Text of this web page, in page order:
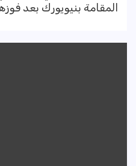
المقامة بنيويورك بعد